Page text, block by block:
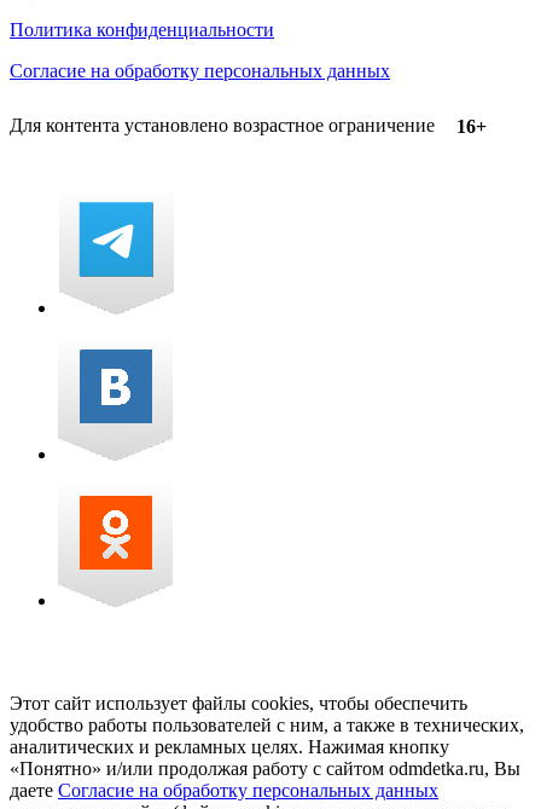
Политика конфиденциальности
Согласие на обработку персональных данных
Для контента установлено возрастное ограничение 16+
Этот сайт использует файлы cookies, чтобы обеспечить
удобство работы пользователей с ним, а также в технических,
аналитических и рекламных целях. Нажимая кнопку
«Понятно» и/или продолжая работу с сайтом odmdetka.ru, Вы
даете Согласие на обработку персональных данных